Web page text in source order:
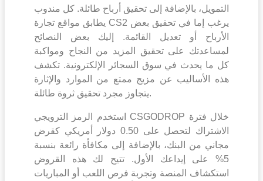
التمويل، بالإضافة إلى تحقيق أرباح طائلة. كل مندوب
يطابق مواقع تجارة CS2 يرغب إما في تحقيق بعض
الأرباح أو تعديل القائمة. إليك بعض النصائح
لمساعدتك على تحقيق المزيد من النجاح ومواكبة
كل ما يحدث في سوق السجائر الإلكترونية. تكشف
هذه الأساليب عن مزيج ممتع من الموارد والإثارة
يتجاوز مجرد تحقيق ثروة طائلة.
استخدم الرمز الترويجي CSGODROP خلال فترة
الاشتراك لتحصل على 0.50 دولار أمريكي كقرض
مجاني من البنك، بالإضافة إلى مكافأة رائعة بنسبة
5% على إيداعك الأول. تتيح لك هذه القروض
استكشاف المنصة وتجربة فرص اللعب أو المباريات